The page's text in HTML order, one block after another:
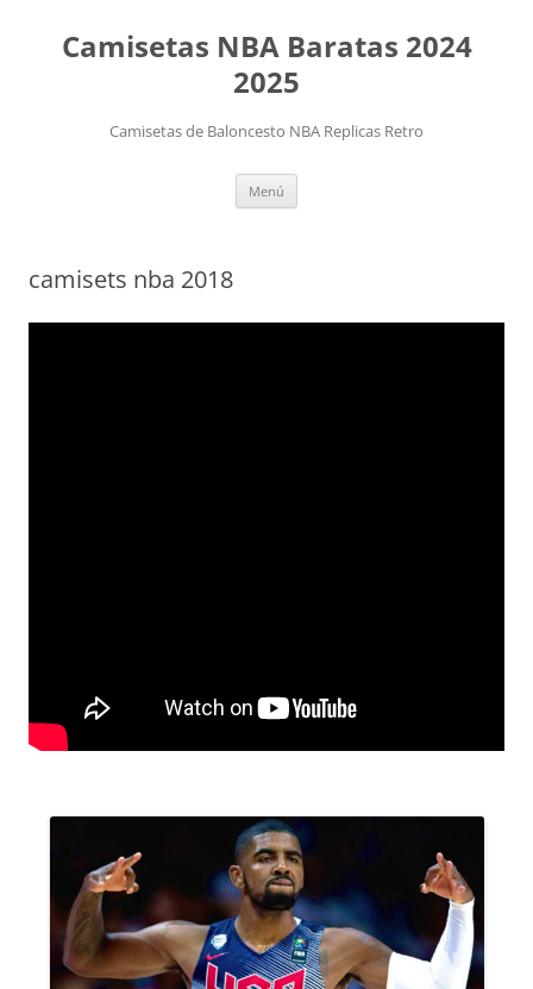
Camisetas NBA Baratas 2024
2025
Camisetas de Baloncesto NBA Replicas Retro
Menú
camisets nba 2018